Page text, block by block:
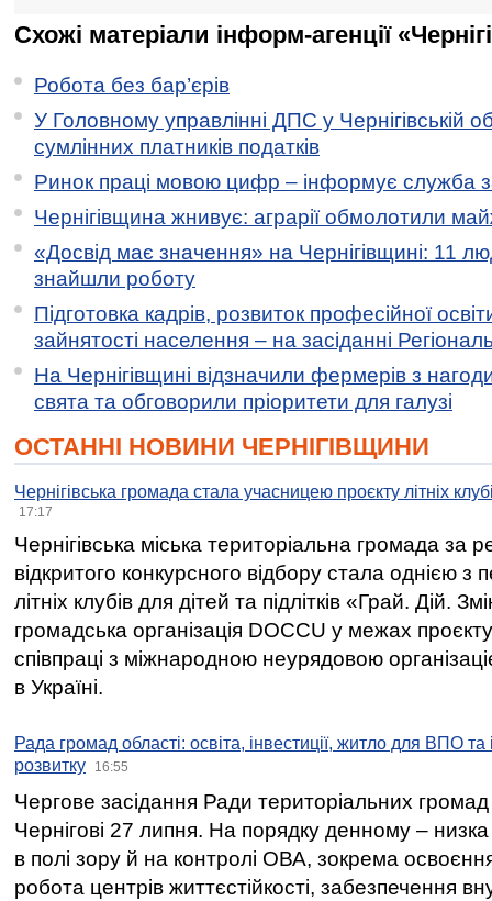
Схожі матеріали інформ-агенції
Робота без бар’єрів
У Головному управлінні ДПС у Чернігівській
сумлінних платників податків
Ринок праці мовою цифр – інформує служба
Чернігівщина жнивує: аграрії обмолотили
«Досвід має значення» на Чернігівщині: 11
знайшли роботу
Підготовка кадрів, розвиток професійної
зайнятості населення – на засіданні
На Чернігівщині відзначили фермерів з
свята та обговорили пріоритети для галузі
ОСТАННІ НОВИНИ ЧЕРНІГІВЩИНИ
Чернігівська громада стала учасницею проєкту літніх
17:17
Чернігівська міська територіальна громада за
відкритого конкурсного відбору стала однією
літніх клубів для дітей та підлітків «Грай. Дій.
громадська організація DOCCU у межах
співпраці з міжнародною неурядовою
в Україні.
Рада громад області: освіта, інвестиції, житло для ВПО
розвитку
16:55
Чергове засідання Ради територіальних громад
Чернігові 27 липня. На порядку денному –
в полі зору й на контролі ОВА, зокрема освоєння
робота центрів життєстійкості, забезпечення